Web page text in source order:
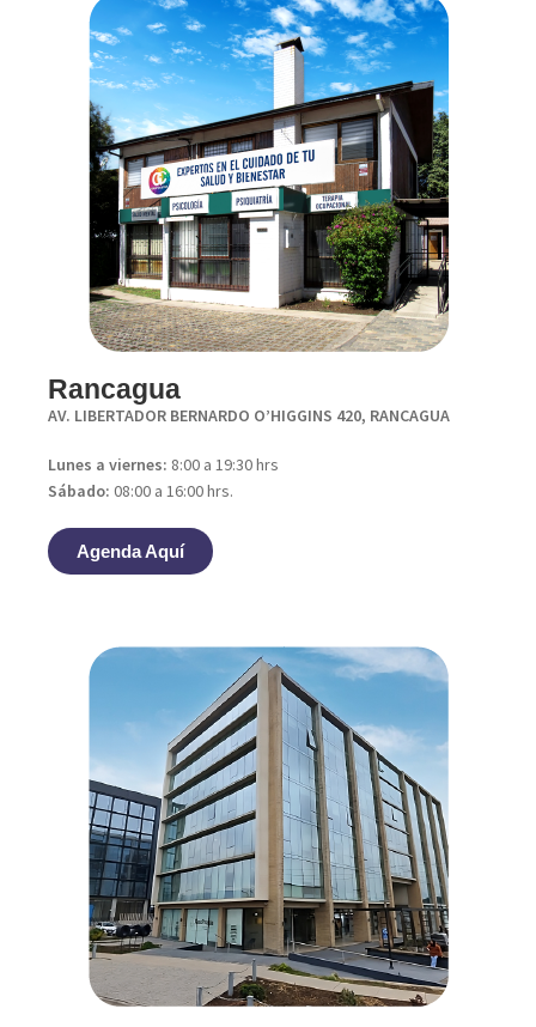
Rancagua
AV. LIBERTADOR BERNARDO O’HIGGINS 420, RANCAGUA
Lunes a viernes: 8:00 a 19:30 hrs
Sábado: 08:00 a 16:00 hrs.
Agenda Aquí